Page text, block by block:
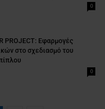
0
PROJECT: Εφαρμογές
στο σχεδιασμό του
0